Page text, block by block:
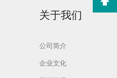
关于我们
公司简介
企业文化